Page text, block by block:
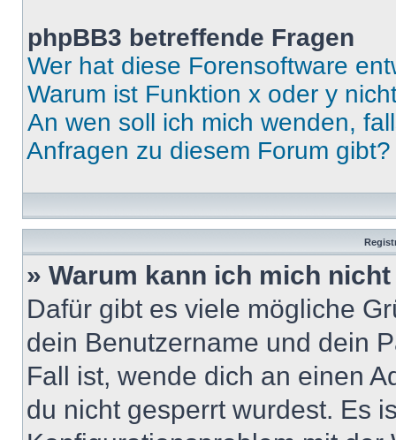
phpBB3 betreffende Fragen
Wer hat diese Forensoftware
Warum ist Funktion x oder y
An wen soll ich mich wenden,
Anfragen zu diesem Forum gibt?
» Warum kann ich mich
Dafür gibt es viele mögliche
dein Benutzername und dein
Fall ist, wende dich an einen
du nicht gesperrt wurdest. Es